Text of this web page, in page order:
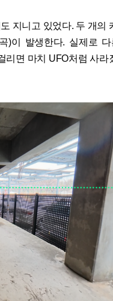
지니고 있었다. 두 개의
)이 발생한다. 실제로 다
리면 마치 UFO처럼 사라